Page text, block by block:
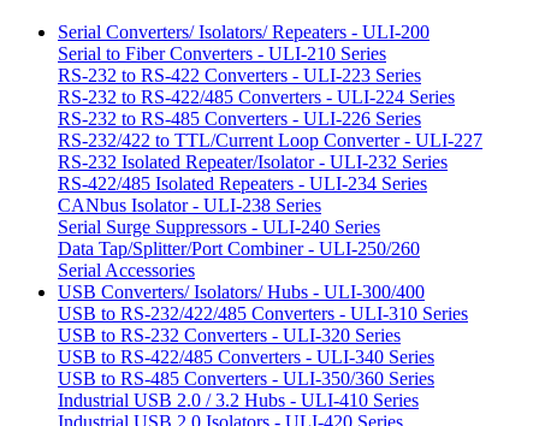
Serial Converters/ Isolators/ Repeaters - ULI-200
Serial to Fiber Converters - ULI-210 Series
RS-232 to RS-422 Converters - ULI-223 Series
RS-232 to RS-422/485 Converters - ULI-224 Series
RS-232 to RS-485 Converters - ULI-226 Series
RS-232/422 to TTL/Current Loop Converter - ULI-227
RS-232 Isolated Repeater/Isolator - ULI-232 Series
RS-422/485 Isolated Repeaters - ULI-234 Series
CANbus Isolator - ULI-238 Series
Serial Surge Suppressors - ULI-240 Series
Data Tap/Splitter/Port Combiner - ULI-250/260
Serial Accessories
USB Converters/ Isolators/ Hubs - ULI-300/400
USB to RS-232/422/485 Converters - ULI-310 Series
USB to RS-232 Converters - ULI-320 Series
USB to RS-422/485 Converters - ULI-340 Series
USB to RS-485 Converters - ULI-350/360 Series
Industrial USB 2.0 / 3.2 Hubs - ULI-410 Series
Industrial USB 2.0 Isolators - ULI-420 Series